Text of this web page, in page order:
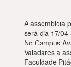
A assembleia
será dia 17/04
No Campus
Valadares a
Faculdade